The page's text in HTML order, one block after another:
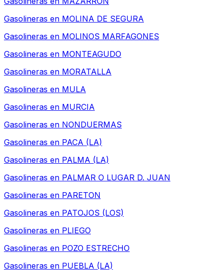
Gasolineras en MOLINA DE SEGURA
Gasolineras en MOLINOS MARFAGONES
Gasolineras en MONTEAGUDO
Gasolineras en MORATALLA
Gasolineras en MULA
Gasolineras en MURCIA
Gasolineras en NONDUERMAS
Gasolineras en PACA (LA)
Gasolineras en PALMA (LA)
Gasolineras en PALMAR O LUGAR D. JUAN
Gasolineras en PARETON
Gasolineras en PATOJOS (LOS)
Gasolineras en PLIEGO
Gasolineras en POZO ESTRECHO
Gasolineras en PUEBLA (LA)